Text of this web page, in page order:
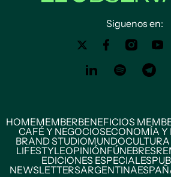
Siguenos en:
HOMEMEMBERBENEFICIOS
CAFÉ Y NEGOCIOSECONOMÍA Y
BRAND STUDIOMUNDO
LIFESTYLEOPINIÓNFÚNEBRES
EDICIONES ESPECIALES
NEWSLETTERSARGENTINA